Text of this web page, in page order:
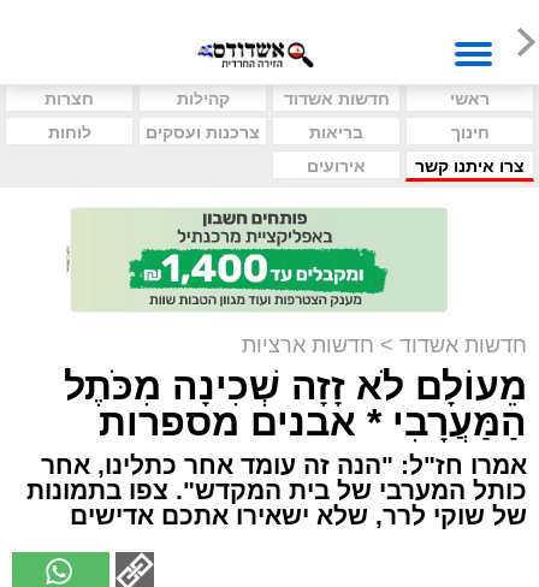
ראשי חדשות אשדוד קהילות
חצרות
חינוך
בריאות צרכנות ועסקים
לוחות
צרו איתנו קשר
אירועים
חדשות אשדוד > חדשות ארציות
מֵעוֹלָם לֹא זָזָה שְׁכִינָה מִכֹּתֶל
הַמַּעֲרָבִי * אבנים מספרות
אמרו חז"ל: "הנה זה עומד אחר כתלינו, אחר
כותל המערבי של בית המקדש". צפו בתמונות
של שוקי לרר, שלא ישאירו אתכם אדישים